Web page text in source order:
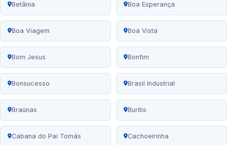
Betânia Boa Esperança
Boa Viagem Boa Vista
Bom Jesus Bonfim
Bonsucesso Brasil Industrial
Braúnas Buritis
Cabana do Pai Tomás Cachoeirinha